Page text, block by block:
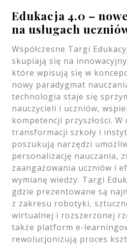
Edukacja 4.0 –
na usługach
Współczesne Targi
skupiają się na
które wpisują się w
nowy paradygmat
technologia staje się
nauczycieli i uczniów,
kompetencji przyszłości.
transformacji szkoły i
poszukują narzędzi
personalizację nauczania,
zaangażowania uczniów i
wymianę wiedzy. Targi
gdzie prezentowane są
z zakresu robotyki,
wirtualnej i rozszerzonej
także platform e-
rewolucjonizują proces